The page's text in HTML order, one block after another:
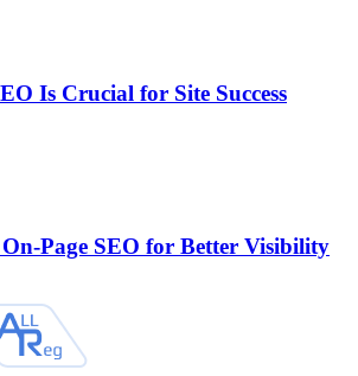
Is Crucial for Site Success
Page SEO for Better Visibility